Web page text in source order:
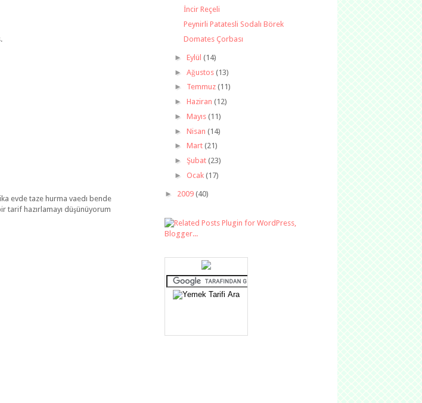
evde taze hurma vaedı bende
tarif hazırlamayı düşünüyorum
İncir Reçeli
Peynirli Patatesli Sodalı Börek
Domates Çorbası
► Eylül (14)
► Ağustos (13)
► Temmuz (11)
► Haziran (12)
► Mayıs (11)
► Nisan (14)
► Mart (21)
► Şubat (23)
► Ocak (17)
► 2009 (40)